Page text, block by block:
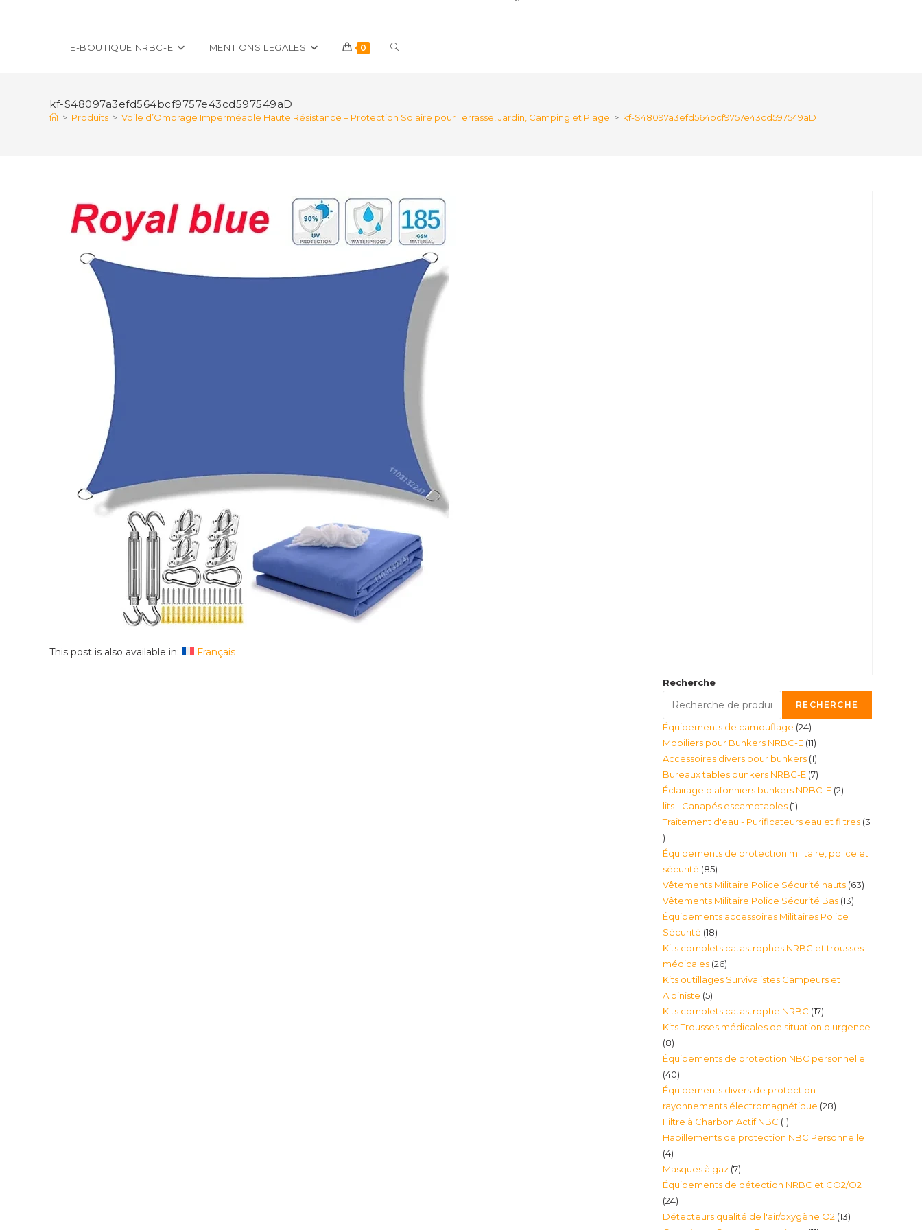
E-BOUTIQUE NRBC-E MENTIONS LEGALES 0 Toggle
kf-S48097a3efd564bcf9757e43cd597549aD
> Produits > Voile d’Ombrage Imperméable Haute Résistance – Protection Solaire pour Terrasse, Jardin, Camping et Plage > kf-S48097a3efd564bcf9757e43cd597549aD
This post is also available in: Français
Recherche
RECHERCHE
Équipements de camouflage 2424
produits
Mobiliers pour Bunkers NRBC-E 1111
produits
Accessoires divers pour bunkers 11
produit
Bureaux tables bunkers NRBC-E 77
produits
Éclairage plafonniers bunkers NRBC-E 22
lits - Canapés escamotables 11
produit
Traitement d'eau - Purificateurs eau et filtres 3
3
produits
Équipements de protection militaire, police et
sécurité 8585
produits
Vêtements Militaire Police Sécurité hauts 6363
Vêtements Militaire Police Sécurité Bas 1313
Équipements accessoires Militaires Police
Sécurité 1818
produits
Kits complets catastrophes NRBC et trousses
médicales 2626
produits
Kits outillages Survivalistes Campeurs et
Alpiniste 55
produits
Kits complets catastrophe NRBC 1717
produits
Kits Trousses médicales de situation d'urgence
88
produits
Équipements de protection NBC personnelle
4040
produits
Équipements divers de protection
rayonnements électromagnétique 2828
Filtre à Charbon Actif NBC 11
produit
Habillements de protection NBC Personnelle
44
produits
Masques à gaz 77
produits
Équipements de détection NRBC et CO2/O2
2424
produits
Détecteurs qualité de l'air/oxygène O2 1313